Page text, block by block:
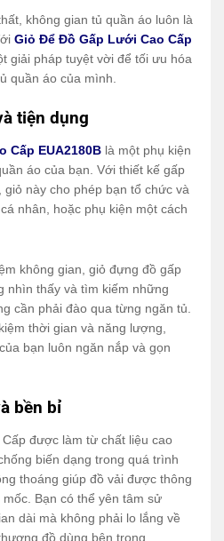
không gian tủ quần áo luôn là
Giỏ Để Đồ Gấp Lưới Cao Cấp
giải pháp tuyệt vời để tối ưu hóa
quần áo của mình.
tiện dụng
Cấp EUA2180B là một phụ kiện
áo của bạn. Với thiết kế gấp
này cho phép bạn tổ chức và
nhân, hoặc phụ kiện một cách
không gian, giỏ đựng đồ gấp
nhìn thấy và tìm kiếm những
cần phải đào qua từng ngăn tủ.
thời gian và năng lượng,
bạn luôn ngăn nắp và gọn
bền bỉ
được làm từ chất liệu cao
biến dạng trong quá trình
thoáng giúp đồ vải được thông
Bạn có thể yên tâm sử
dài mà không phải lo lắng về
đồ dùng bên trong.